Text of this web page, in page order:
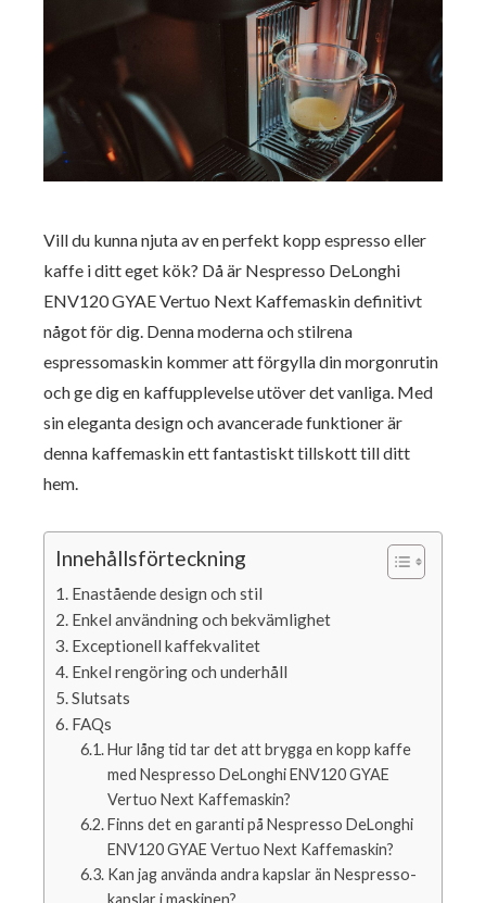
Vill du kunna njuta av en perfekt kopp espresso eller
kaffe i ditt eget kök? Då är Nespresso DeLonghi
ENV120 GYAE Vertuo Next Kaffemaskin definitivt
något för dig. Denna moderna och stilrena
espressomaskin kommer att förgylla din morgonrutin
och ge dig en kaffupplevelse utöver det vanliga. Med
sin eleganta design och avancerade funktioner är
denna kaffemaskin ett fantastiskt tillskott till ditt
hem.
Innehållsförteckning
Enastående design och stil
Enkel användning och bekvämlighet
Exceptionell kaffekvalitet
Enkel rengöring och underhåll
Slutsats
FAQs
Hur lång tid tar det att brygga en kopp kaffe
med Nespresso DeLonghi ENV120 GYAE
Vertuo Next Kaffemaskin?
Finns det en garanti på Nespresso DeLonghi
ENV120 GYAE Vertuo Next Kaffemaskin?
Kan jag använda andra kapslar än Nespresso-
kapslar i maskinen?